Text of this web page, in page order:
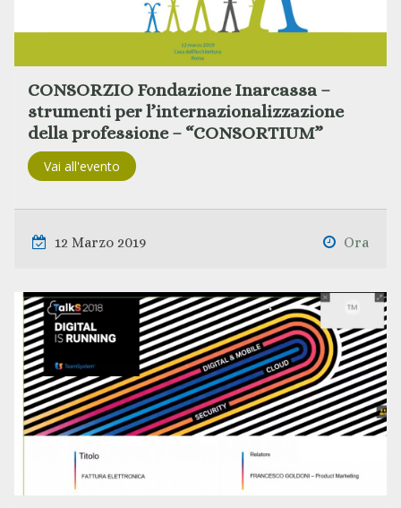
CONSORZIO Fondazione Inarcassa –
strumenti per l’internazionalizzazione
della professione – “CONSORTIUM”
Vai all'evento
12 Marzo 2019 Ora